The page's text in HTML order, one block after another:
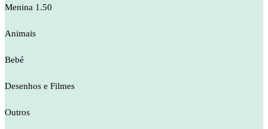
Menina 1.50
Animais
Bebé
Desenhos e Filmes
Outros